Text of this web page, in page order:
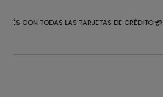
CON TODAS LAS TARJETAS DE CRÉDITO 💳